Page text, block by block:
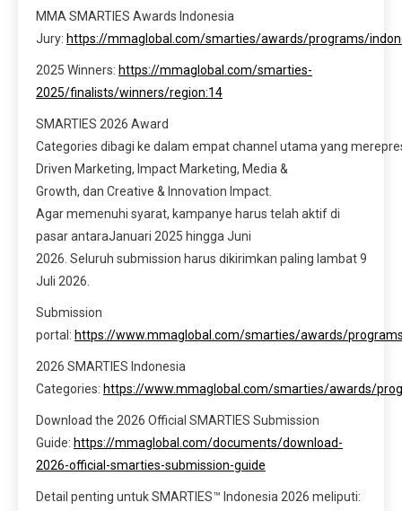
MMA SMARTIES Awards Indonesia
Jury: https://mmaglobal.com/smarties/awards/programs/
2025 Winners: https://mmaglobal.com/smarties-
2025/finalists/winners/region:14
SMARTIES 2026 Award
Categories dibagi ke dalam empat channel utama yang
Driven Marketing, Impact Marketing, Media &
Growth, dan Creative & Innovation Impact.
Agar memenuhi syarat, kampanye harus telah aktif di
pasar antaraJanuari 2025 hingga Juni
2026. Seluruh submission harus dikirimkan paling lambat 9
Juli 2026.
Submission
portal: https://www.mmaglobal.com/smarties/awards/
2026 SMARTIES Indonesia
Categories: https://www.mmaglobal.com/smarties/awards/
Download the 2026 Official SMARTIES Submission
Guide: https://mmaglobal.com/documents/download-
2026-official-smarties-submission-guide
Detail penting untuk SMARTIES™ Indonesia 2026 meliputi: